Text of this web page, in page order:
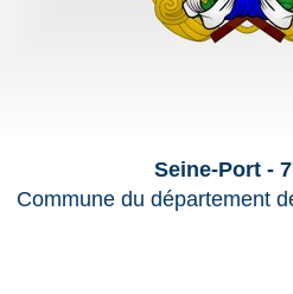
Seine-Port -
Commune du département